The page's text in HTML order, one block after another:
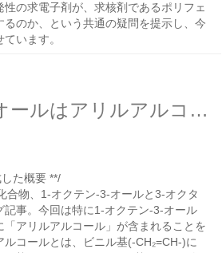
の求電子剤が、求核剤であるポリフェ
るのか、という共通の疑問を提示し、今
います。
1-オクテン-3-オールはアリルアルコール
た概要 **/
合物、1-オクテン-3-オールと3-オクタ
記事。今回は特に1-オクテン-3-オール
アリルアルコール」が含まれることを
コールとは、ビニル基(-CH₂=CH-)に